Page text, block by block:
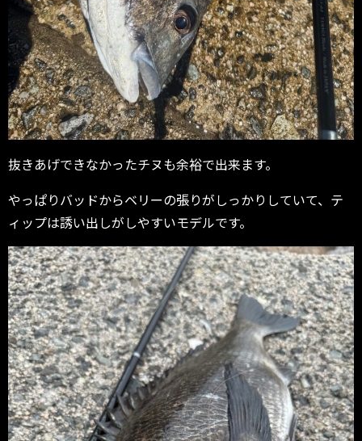
抜きあげできなかったチヌも余裕で出来ます。
やっぱりバッドからベリーの張りがしっかりしていて、テ
ィップは誘い出しがしやすいモデルです。